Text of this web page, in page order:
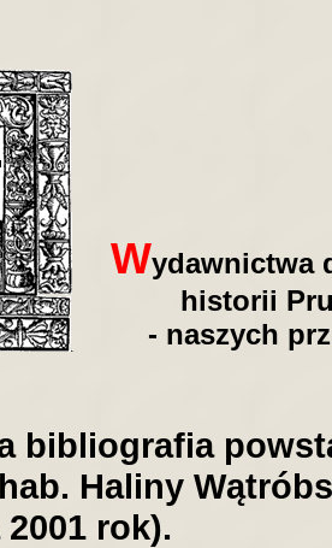
Wydawnictwa
historii
- naszych
bibliografia
Haliny
rok).